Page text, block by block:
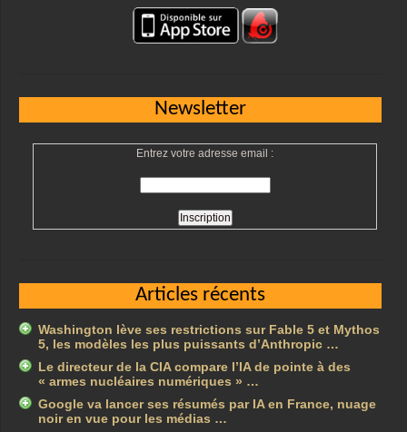
Newsletter
Entrez votre adresse email :
Articles récents
Washington lève ses restrictions sur Fable 5 et Mythos
5, les modèles les plus puissants d’Anthropic …
Le directeur de la CIA compare l’IA de pointe à des
« armes nucléaires numériques » …
Google va lancer ses résumés par IA en France, nuage
noir en vue pour les médias …